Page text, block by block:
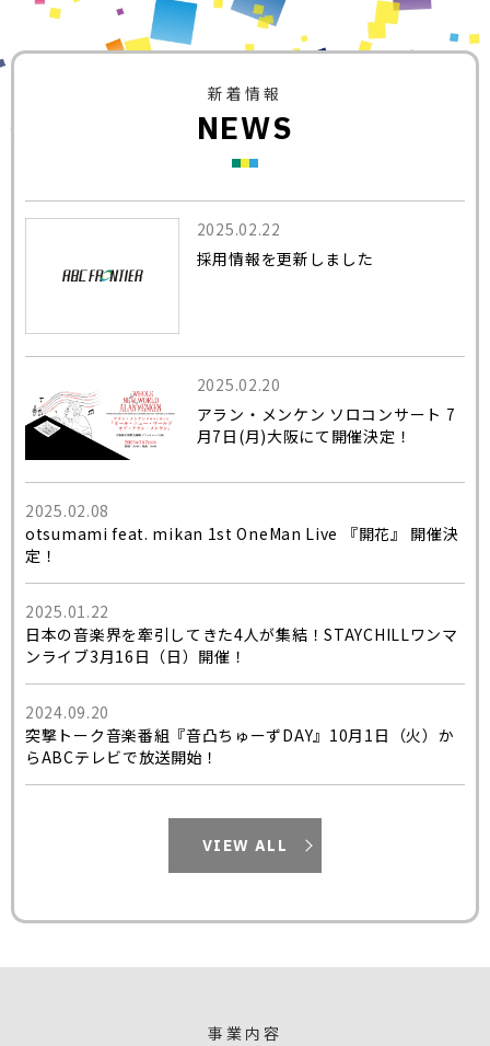
新着情報
NEWS
2025.02.22
採用情報を更新しました
2025.02.20
アラン・メンケン ソロコンサート 7
月7日(月)大阪にて開催決定！
2025.02.08
otsumami feat. mikan 1st OneMan Live 『開花』 開催決
定！
2025.01.22
日本の音楽界を牽引してきた4人が集結！STAYCHILLワンマ
ンライブ3月16日（日）開催！
2024.09.20
突撃トーク音楽番組『音凸ちゅーずDAY』10月1日（火）か
らABCテレビで放送開始！
VIEW ALL
事業内容